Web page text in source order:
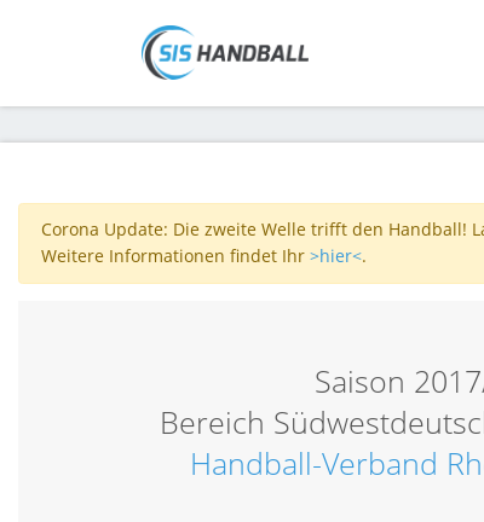
Corona Update: Die zweite Welle trifft den Handball!
Weitere Informationen findet Ihr >hier<.
Saison
Bereich
Handball-Verband